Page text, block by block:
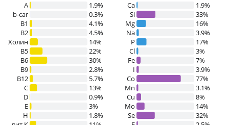
A
1.9%
b-car
0.3%
В1
4.1%
B2
4.5%
Холин
14%
B5
22%
B6
30%
B9
2.8%
B12
5.7%
C
13%
D
0.9%
E
3%
H
1.8%
Ca
1.9%
Si
33%
Mg
16%
Na
3.9%
P
17%
Cl
3%
Fe
7%
I
3.9%
Co
77%
Mn
3.1%
Cu
8%
Mo
14%
Se
32%